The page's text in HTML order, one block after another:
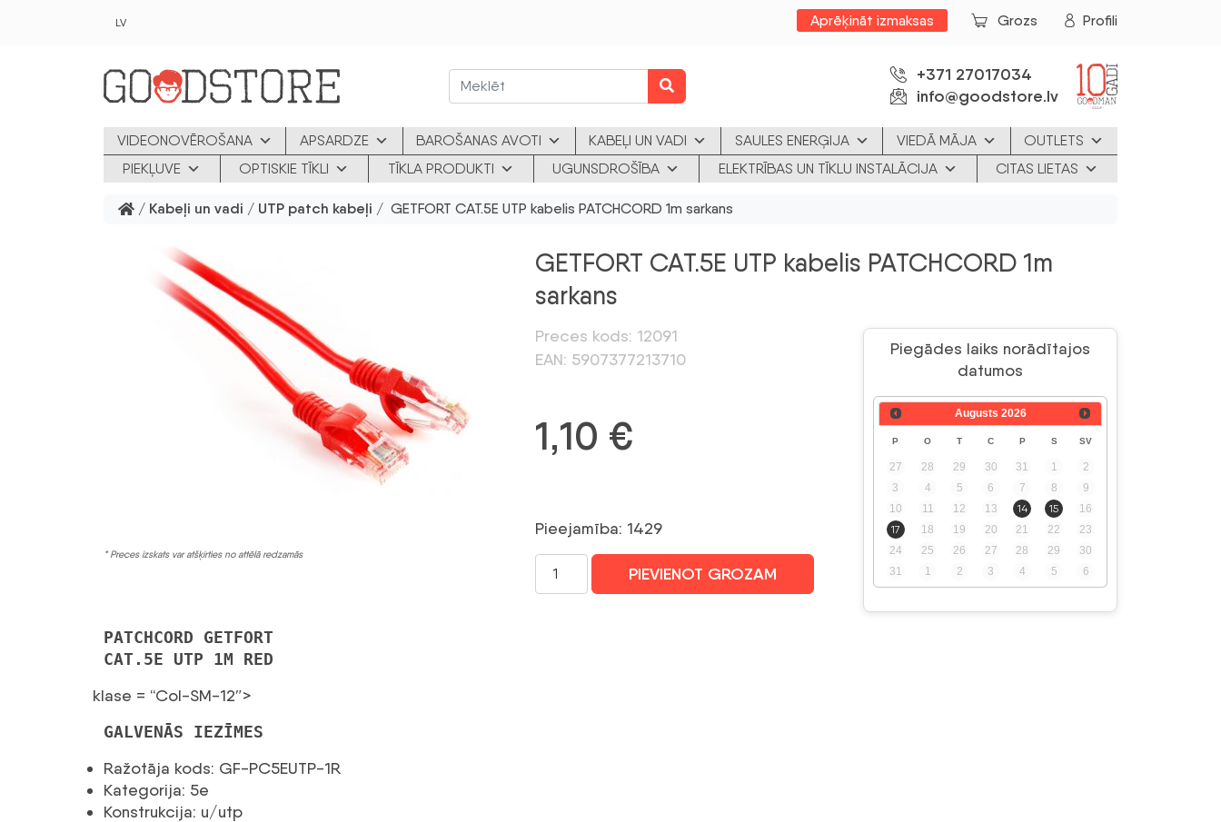
LV Aprēķināt izmaksas Grozs Profili
+371 27017034
info@goodstore.lv
VIDEONOVĒROŠANA APSARDZE BAROŠANAS AVOTI KABEĻI UN VADI SAULES ENERĢIJA VIEDĀ MĀJA
OUTLETS
PIEKĻUVE
OPTISKIE TĪKLI TĪKLA PRODUKTI UGUNSDROŠĪBA ELEKTRĪBAS UN TĪKLU INSTALĀCIJA CITAS LIETAS
/ Kabeļi un vadi / UTP patch kabeļi / GETFORT CAT.5E UTP kabelis PATCHCORD 1m sarkans
* Preces izskats var atšķirties no attēlā redzamās
GETFORT CAT.5E UTP kabelis PATCHCORD 1m
sarkans
Preces kods: 12091
EAN: 5907377213710
Piegādes laiks norādītajos
datumos
Augusts 2026
P O T C P S SV
27 28 29 30 31 1
2
3
4 5 6 7 8
9
10
11 12 13 14 15
16
17
18 19 20 21 22
23
24
25 26 27 28 29
30
31
1 2 3 4 5 6
1,10 €
Pieejamība: 1429
GETFORT
PIEVIENOT GROZAM
PATCHCORD GETFORT
CAT.5E UTP 1M RED
klase = “Col-SM-12″>
GALVENĀS IEZĪMES
Ražotāja kods: GF-PC5EUTP-1R
Kategorija: 5e
Konstrukcija: u/utp